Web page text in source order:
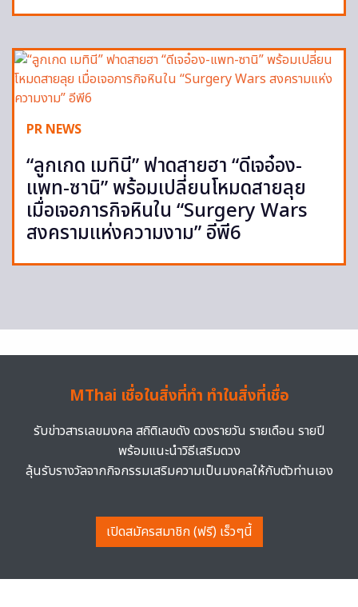
PR NEWS
“ลูกเกด เมทินี” ฟาดสายฮา “ดีเจอ๋อง-
แพท-ซานิ” พร้อมเปลี่ยนโหมดสายลุย
เมื่อเจอภารกิจหินใน “Surgery Wars
สงครามแห่งความงาม” อีพี6
MThai เชื่อในสิ่งที่ทำ ทำในสิ่งที่เชื่อ
รับข่าวสารเลขมงคล สถิติเลขดัง ดวงรายวัน รายเดือน รายปี
พร้อมแนะนำวิธีเสริมดวง
ลุ้นรับรางวัลจากกิจกรรมเสริมความเป็นมงคลให้กับตัวท่านเอง
เปิดสมัครสมาชิก (ฟรี) เร็วๆนี้